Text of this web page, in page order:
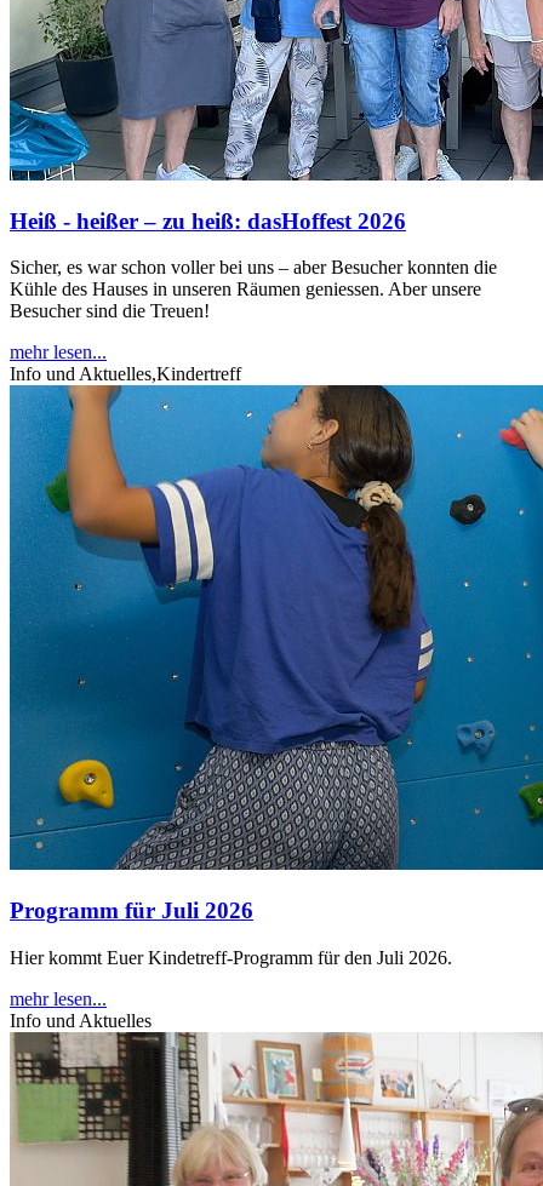
Heiß - heißer – zu heiß: dasHoffest 2026
Sicher, es war schon voller bei uns – aber Besucher konnten die
Kühle des Hauses in unseren Räumen geniessen. Aber unsere
Besucher sind die Treuen!
mehr lesen...
Info und Aktuelles,Kindertreff
Programm für Juli 2026
Hier kommt Euer Kindetreff-Programm für den Juli 2026.
mehr lesen...
Info und Aktuelles